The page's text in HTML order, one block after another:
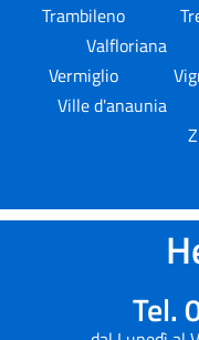
Trambileno
Valfloriana
Vermiglio
Ville d'anaunia
Tel.